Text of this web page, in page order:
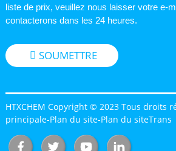
liste de prix, veuillez nous laisser votre e-
contacterons dans les 24 heures.
SOUMETTRE
HTXCHEM Copyright © 2023 Tous droits
principale-Plan du site-Plan du siteTrans